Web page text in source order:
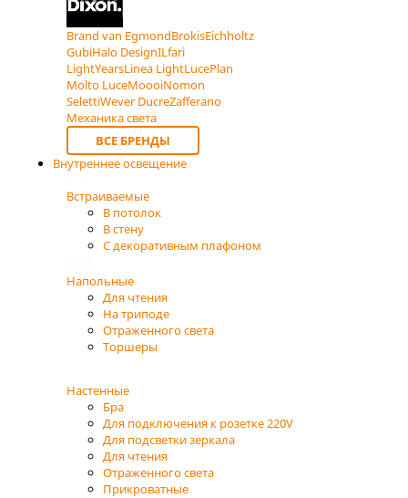
Brand van EgmondBrokisEichholtz
GubiHalo DesignILfari
LightYearsLinea LightLucePlan
Molto LuceMoooiNomon
SelettiWever DucreZafferano
Механика света
ВСЕ БРЕНДЫ
Внутреннее освещение
Встраиваемые
В потолок
В стену
С декоративным плафоном
Напольные
Для чтения
На триподе
Отраженного света
Торшеры
Настенные
Бра
Для подключения к розетке 220V
Для подсветки зеркала
Для чтения
Отраженного света
Прикроватные